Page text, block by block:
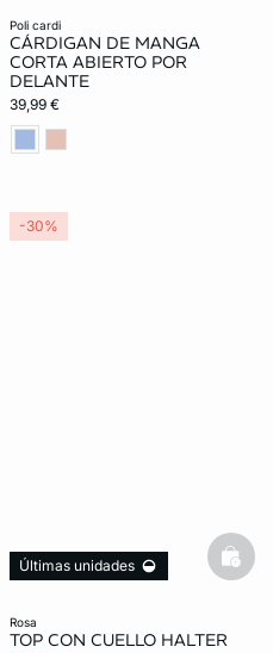
poli cardi
CÁRDIGAN DE MANGA
CORTA ABIERTO POR
DELANTE
39,99 €
rosa
TOP CON CUELLO HALTER
Últimas unidades
-30%